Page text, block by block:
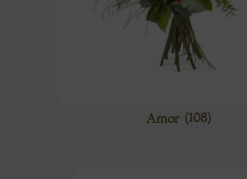
Amor (108)